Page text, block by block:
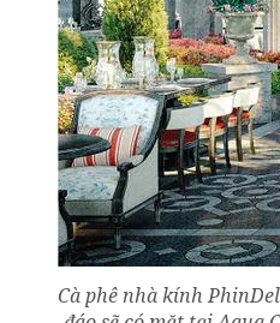
Cà phê nhà kính